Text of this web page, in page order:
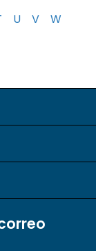
U V
W